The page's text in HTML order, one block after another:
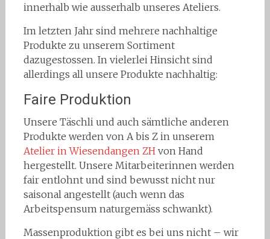
innerhalb wie ausserhalb unseres Ateliers.
Im letzten Jahr sind mehrere nachhaltige
Produkte zu unserem Sortiment
dazugestossen. In vielerlei Hinsicht sind
allerdings all unsere Produkte nachhaltig:
Faire Produktion
Unsere Täschli und auch sämtliche anderen
Produkte werden von A bis Z in unserem
Atelier in Wiesendangen ZHvon Hand
hergestellt. Unsere Mitarbeiterinnen werden
fair entlohnt und sind bewusst nicht nur
saisonal angestellt (auch wenn das
Arbeitspensum naturgemäss schwankt).
Massenproduktion gibt es bei uns nicht – wir